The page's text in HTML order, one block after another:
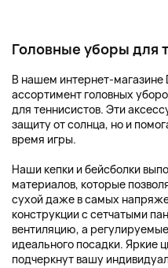
Головные уборы для
В нашем интернет-
ассортимент головных
для теннисистов. Эти
защиту от солнца, но и
время игры.
Наши кепки и бейсболки
материалов, которые
сухой даже в самых
конструкции с сетчатыми
вентиляцию, а
идеального посадки. Яркие
подчеркнут вашу